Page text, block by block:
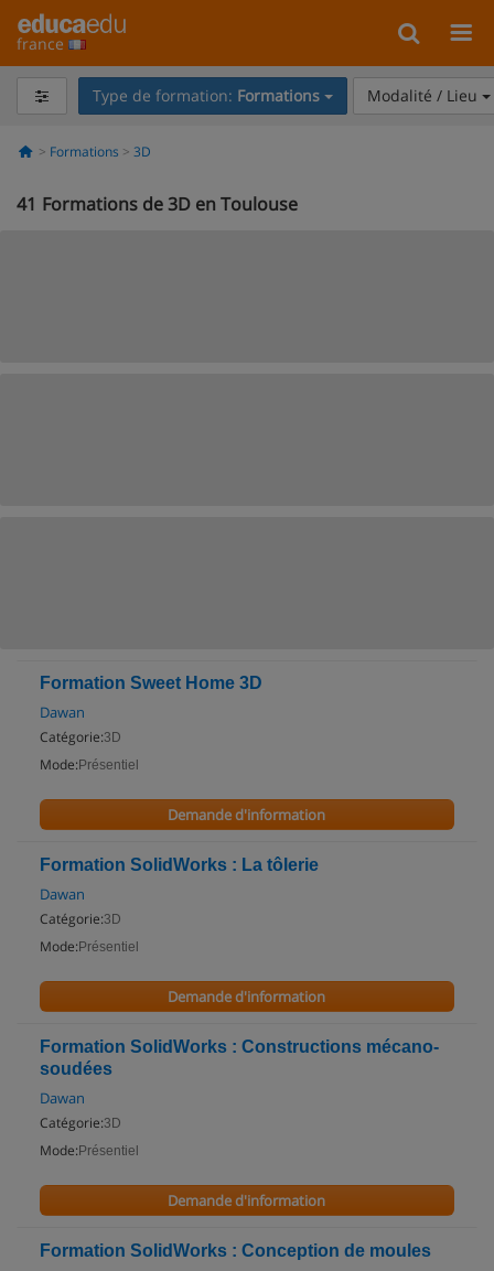
france
Type de formation: Formations Modalité / Lieu
Formations 3D
41 Formations de 3D en Toulouse
Formation Sweet Home 3D
Dawan
Catégorie:3D
Mode: Présentiel
Demande d'information
Formation SolidWorks : La tôlerie
Dawan
Catégorie:3D
Mode: Présentiel
Demande d'information
Formation SolidWorks : Constructions mécano-
soudées
Dawan
Catégorie:3D
Mode: Présentiel
Demande d'information
Formation SolidWorks : Conception de moules